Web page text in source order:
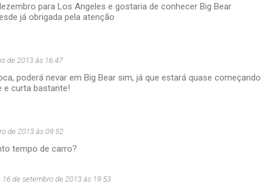
para Los Angeles e gostaria de conhecer Big Bear
já obrigada pela atenção
de 2013 às 16:47
poderá nevar em Big Bear sim, já que estará quase começando
e curta bastante!
de 2013 às 09:52
tempo de carro?
16 de setembro de 2013 às 19:53